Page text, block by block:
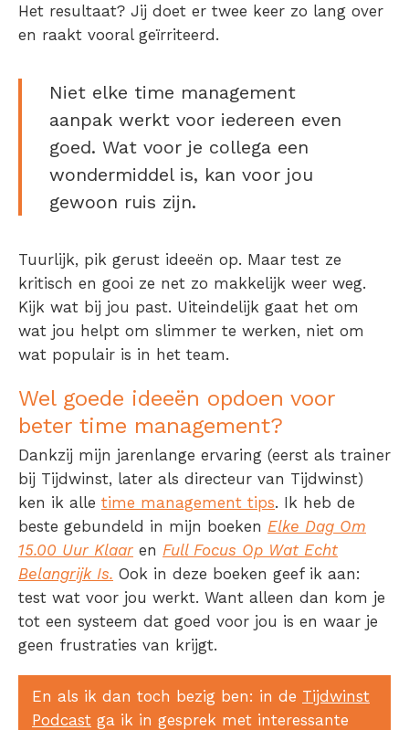
Het resultaat? Jij doet er twee keer zo lang over
en raakt vooral geïrriteerd.
Niet elke time management
aanpak werkt voor iedereen even
goed. Wat voor je collega een
wondermiddel is, kan voor jou
gewoon ruis zijn.
Tuurlijk, pik gerust ideeën op. Maar test ze
kritisch en gooi ze net zo makkelijk weer weg.
Kijk wat bij jou past. Uiteindelijk gaat het om
wat jou helpt om slimmer te werken, niet om
wat populair is in het team.
Wel goede ideeën opdoen voor
beter time management?
Dankzij mijn jarenlange ervaring (eerst als trainer
bij Tijdwinst, later als directeur van Tijdwinst)
ken ik alle time management tips. Ik heb de
beste gebundeld in mijn boeken Elke Dag Om
15.00 Uur Klaar en Full Focus Op Wat Echt
Belangrijk Is. Ook in deze boeken geef ik aan:
test wat voor jou werkt. Want alleen dan kom je
tot een systeem dat goed voor jou is en waar je
geen frustraties van krijgt.
En als ik dan toch bezig ben: in de Tijdwinst
Podcast ga ik in gesprek met interessante